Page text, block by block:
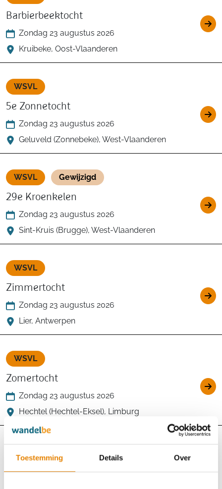
Toestemming Details Over
Barbierbeektocht
Zondag 23 augustus 2026
Kruibeke, Oost-Vlaanderen
WSVL
5e Zonnetocht
Zondag 23 augustus 2026
Geluveld (Zonnebeke), West-Vlaanderen
WSVL Gewijzigd
29e Kroenkelen
Zondag 23 augustus 2026
Sint-Kruis (Brugge), West-Vlaanderen
WSVL
Zimmertocht
Zondag 23 augustus 2026
Lier, Antwerpen
WSVL
Zomertocht
Zondag 23 augustus 2026
Hechtel (Hechtel-Eksel), Limburg
Kermistocht